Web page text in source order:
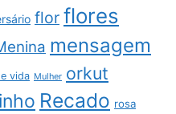
flor flores
mensagem
vida Mulher orkut
Recado rosa